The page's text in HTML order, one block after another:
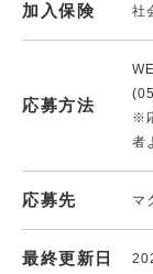
加入保険 社
応募方法
※
者
応募先 マ
最終更新日